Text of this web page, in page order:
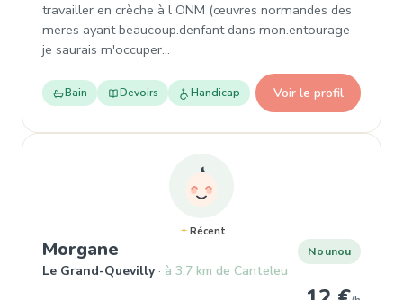
travailler en crèche à l ONM (œuvres normandes des
meres ayant beaucoup.denfant dans mon.entourage
je saurais m'occuper…
Bain Devoirs Handicap Voir le profil
Récent
Morgane , Nounou à Le Grand-Quevilly
Le Grand-Quevilly à 3,7 km de Canteleu
Nounou